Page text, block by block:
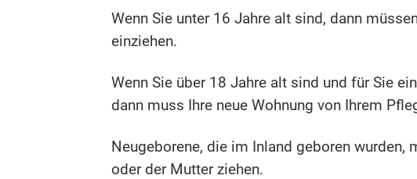
Wenn Sie unter 16 Jahre alt sind, dann
einziehen.
Wenn Sie über 18 Jahre alt sind und für Sie
dann muss Ihre neue Wohnung von Ihrem
Neugeborene, die im Inland geboren wurden,
oder der Mutter ziehen.